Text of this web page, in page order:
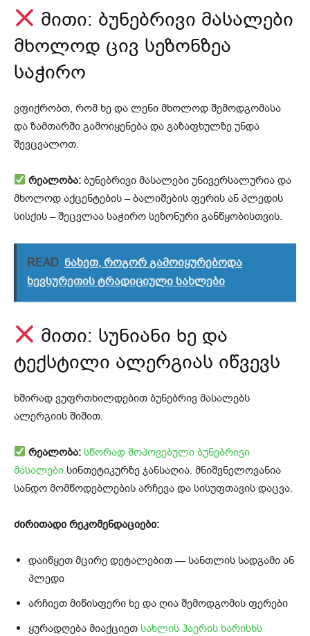
მითი: ბუნებრივი მასალები
მხოლოდ ცივ სეზონზეა
საჭირო
ვფიქრობთ, რომ ხე და ლენი მხოლოდ შემოდგომასა
და ზამთარში გამოიყენება და გაზაფხულზე უნდა
შევცვალოთ.
რეალობა: ბუნებრივი მასალები უნივერსალურია და
მხოლოდ აქცენტების – ბალიშების ფერის ან პლედის
სისქის – შეცვლაა საჭირო სეზონური განწყობისთვის.
READ ნახეთ, როგორ გამოიყურებოდა
ხევსურეთის ტრადიციული სახლები
მითი: სუნიანი ხე და
ტექსტილი ალერგიას იწვევს
ხშირად ვუფრთხილდებით ბუნებრივ მასალებს
ალერგიის შიშით.
რეალობა: სწორად მოპოვებული ბუნებრივი
მასალები სინთეტიკურზე ჯანსაღია. მნიშვნელოვანია
სანდო მომწოდებლების არჩევა და სისუფთავის დაცვა.
ძირითადი რეკომენდაციები:
დაიწყეთ მცირე დეტალებით — სანთლის სადგამი ან
პლედი
არჩიეთ მიწისფერი ხე და ღია შემოდგომის ფერები
ყურადღება მიაქციეთ სახლის ჰაერის ხარისხს